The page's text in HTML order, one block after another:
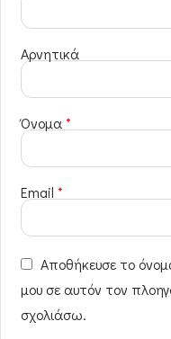
Αρνητικά
Όνομα*
Email *
Αποθήκευσε το
μου σε αυτόν τον
σχολιάσω.